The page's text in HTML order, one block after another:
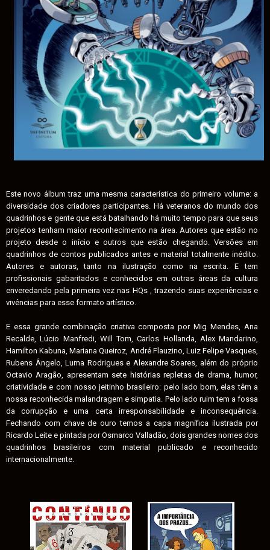
Este novo álbum traz uma mesma característica do primeiro volume: a
diversidade dos criadores participantes. Há veteranos do mundo dos
quadrinhos e gente que está batalhando há muito tempo para que seus
projetos tenham maior reconhecimento na área. Autores que estão no
projeto desde o início e outros que estão chegando. Versões em
quadrinhos de contos publicados antes e material totalmente inédito.
Autores e autoras, tanto na ilustração como na escrita. E tem
profissionais gabaritados e conhecidos em outras áreas da cultura
enveredando pela primeira vez nas HQs , trazendo suas experiências e
vivências para esse formato artístico.
E essa grande combinação criativa composta por Mig Mendes, Ana
Recalde, Lúcio Manfredi, Will Tom, Carlos Hollanda, Alex Mandarino,
Hamilton Kabuna, Mariana Queiroz, André Flauzino, Luiz Felipe Vasques,
Rubens Ângelo, Luma Rodrigues e Alexandre Soares, além do próprio
Octavio Aragão, apresentam sete histórias repletas de drama, humor,
criatividade e com nosso jeitinho brasileiro: pelo lado bom, elas têm a
nossa reconhecida malandragem e simpatia. Pelo lado ruim tem a fossa
da corrupção e uma certa irresponsabilidade e inconsequência.
Fechando com chave de ouro temos a capa magnífica ilustrada por
Ricardo Leite e pintada por Osmarco Valladão, dois grandes nomes dos
quadrinhos brasileiros com material publicado e reconhecido
internacionalmente.